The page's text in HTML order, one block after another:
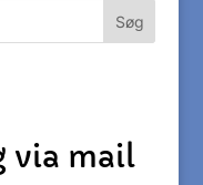
via mail